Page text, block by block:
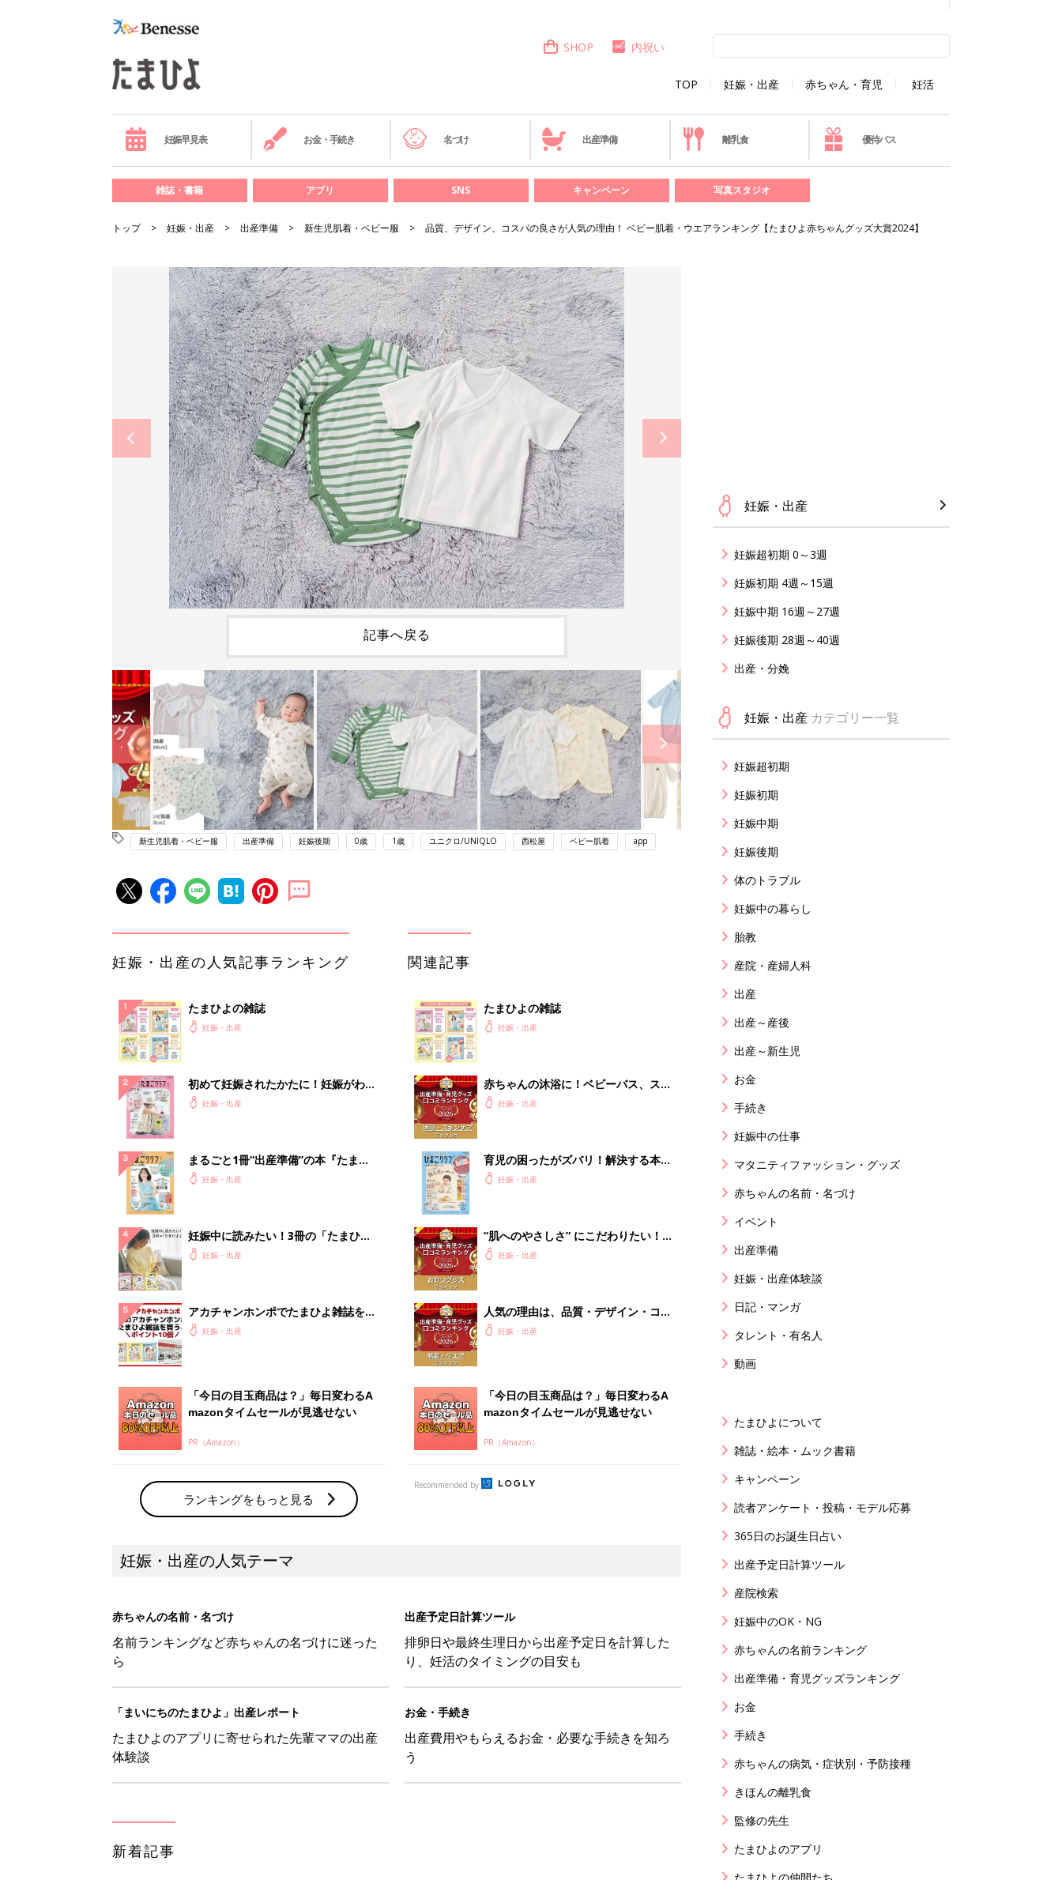
TOP 妊娠・出産 赤ちゃん・育児 妊活
SHOP 内祝い
妊娠早見表 お金・手続き 名づけ 出産準備 離乳食 優待パス
雑誌・書籍 アプリ SNS キャンペーン 写真スタジオ
トップ 妊娠・出産 出産準備 新生児肌着・ベビー服 品質、デザイン、コスパの良さが人気の理由！ ベビー肌着・ウエアランキング【たまひよ赤ちゃんグッズ大賞2024】
記事へ戻る
新生児肌着・ベビー服 出産準備 妊娠後期 0歳 1歳 ユニクロ/UNIQLO 西松屋 ベビー肌着 app
妊娠・出産の人気記事ランキング
たまひよの雑誌
妊娠・出産
初めて妊娠されたかたに！妊娠がわか
ったら最初に読む本『初めてのたまご
妊娠・出産
まるごと1冊“出産準備”の本『たまご
クラブ 夏号』〈スペシャル大特集〉
妊娠・出産
妊娠中に読みたい！3冊の「たまひ
よ」妊娠・出産
アカチャンホンポでたまひよ雑誌を買
うとポイント10倍【期間限定】
妊娠・出産
「今日の目玉商品は？」毎日変わるA
mazonタイムセールが見逃せない
PR（Amazon）
ランキングをもっと見る
関連記事
たまひよの雑誌
妊娠・出産
赤ちゃんの沐浴に！ベビーバス、スキ
ンケアグッズ口コミ人気ランキング
妊娠・出産
育児の困ったがズバリ！解決する本
『ひよこクラブ 秋号』 4カ月～2才
妊娠・出産
“肌へのやさしさ” にこだわりたい！
ママ・パパが選ぶおむつグッズ8選
妊娠・出産
人気の理由は、品質・デザイン・コス
パ！ ベビー肌着・ウエアランキング妊娠・出産
「今日の目玉商品は？」毎日変わるA
mazonタイムセールが見逃せない
PR（Amazon）
Recommended by
妊娠・出産の人気テーマ
赤ちゃんの名前・名づけ
名前ランキングなど赤ちゃんの名づけに迷った
ら
出産予定日計算ツール
排卵日や最終生理日から出産予定日を計算した
り、妊活のタイミングの目安も
「まいにちのたまひよ」出産レポート
たまひよのアプリに寄せられた先輩ママの出産
体験談
お金・手続き
出産費用やもらえるお金・必要な手続きを知ろ
う
新着記事
妊娠・出産
妊娠超初期 0～3週
妊娠初期 4週～15週
妊娠中期 16週～27週
妊娠後期 28週～40週
出産・分娩
妊娠・出産 カテゴリー一覧
妊娠超初期
妊娠初期
妊娠中期
妊娠後期
体のトラブル
妊娠中の暮らし
胎教
産院・産婦人科
出産
出産～産後
出産～新生児
お金
手続き
妊娠中の仕事
マタニティファッション・グッズ
赤ちゃんの名前・名づけ
イベント
出産準備
妊娠・出産体験談
日記・マンガ
タレント・有名人
動画
たまひよについて
雑誌・絵本・ムック書籍
キャンペーン
読者アンケート・投稿・モデル応募
365日のお誕生日占い
出産予定日計算ツール
産院検索
妊娠中のOK・NG
赤ちゃんの名前ランキング
出産準備・育児グッズランキング
お金
手続き
赤ちゃんの病気・症状別・予防接種
きほんの離乳食
監修の先生
たまひよのアプリ